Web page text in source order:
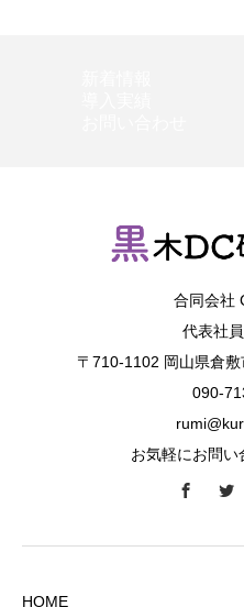
合同会社
代表社
〒710-1102 岡山県倉
090-
お気軽にお問い
HOME